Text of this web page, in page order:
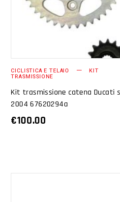
CICLISTICA E TELAIO KIT
TRASMISSIONE
Kit trasmissione catena Ducati
2004 67620294a
€100.00